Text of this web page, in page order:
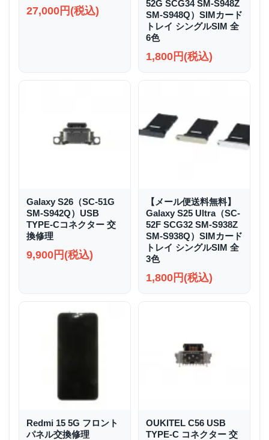
27,000円(税込)
52G SCG34 SM-S948Z
SM-S948Q）SIMカード
トレイ シングルSIM 全
6色
1,800円(税込)
Galaxy S26（SC-51G
SM-S942Q）USB
TYPE-Cコネクター 交
換修理
9,900円(税込)
【メール便送料無料】
Galaxy S25 Ultra（SC-
52F SCG32 SM-S938Z
SM-S938Q）SIMカード
トレイ シングルSIM 全
3色
1,800円(税込)
Redmi 15 5G フロント
パネル交換修理
OUKITEL C56 USB
TYPE-C コネクター 交